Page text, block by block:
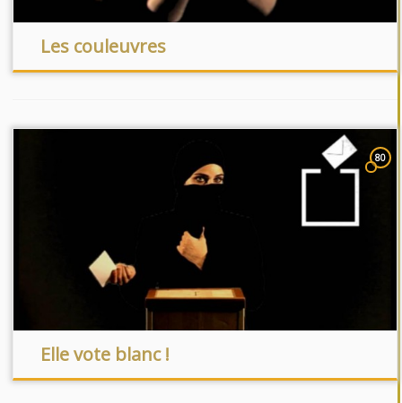
Les couleuvres
80
Elle vote blanc !